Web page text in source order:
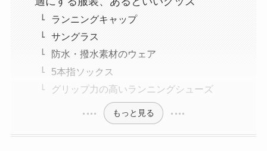
ランニングキャップ
サングラス
防水・撥水素材のウェア
5本指ソックス
グリップ力の高いランニングシューズ
もっと見る